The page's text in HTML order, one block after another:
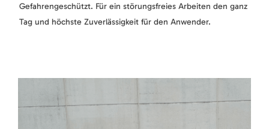
Gefahrengeschützt. Für ein störungsfreies Arbeiten den ganz
Tag und höchste Zuverlässigkeit für den Anwender.